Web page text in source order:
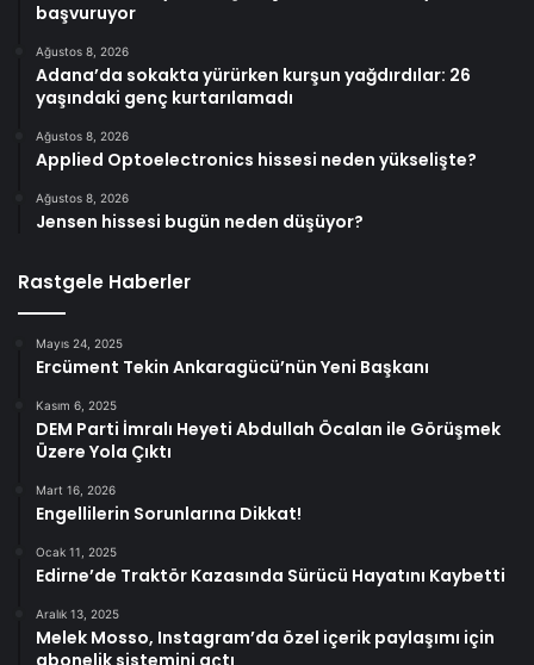
başvuruyor
Ağustos 8, 2026
Adana’da sokakta yürürken kurşun yağdırdılar: 26
yaşındaki genç kurtarılamadı
Ağustos 8, 2026
Applied Optoelectronics hissesi neden yükselişte?
Ağustos 8, 2026
Jensen hissesi bugün neden düşüyor?
Rastgele Haberler
Mayıs 24, 2025
Ercüment Tekin Ankaragücü’nün Yeni Başkanı
Kasım 6, 2025
DEM Parti İmralı Heyeti Abdullah Öcalan ile Görüşmek
Üzere Yola Çıktı
Mart 16, 2026
Engellilerin Sorunlarına Dikkat!
Ocak 11, 2025
Edirne’de Traktör Kazasında Sürücü Hayatını Kaybetti
Aralık 13, 2025
Melek Mosso, Instagram’da özel içerik paylaşımı için